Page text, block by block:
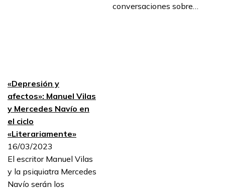
conversaciones sobre…
«Depresión y
afectos»: Manuel Vilas
y Mercedes Navío en
el ciclo
«Literariamente»
16/03/2023
El escritor Manuel Vilas
y la psiquiatra Mercedes
Navío serán los